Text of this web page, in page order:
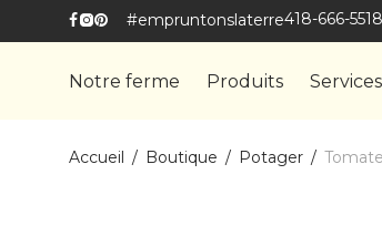
#empruntonslaterre418-666-5518
Notre ferme Produits Services
Accueil / Boutique / Potager /